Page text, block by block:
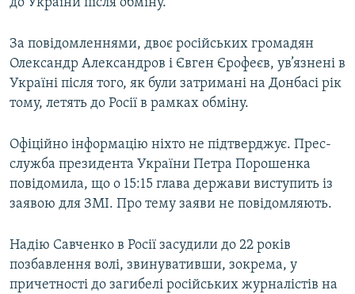
до України після обміну.
За повідомленнями, двоє російських громадян
Олександр Александров і Євген Єрофеєв, ув’язнені в
Україні після того, як були затримані на Донбасі рік
тому, летять до Росії в рамках обміну.
Офіційно інформацію ніхто не підтверджує. Прес-
служба президента України Петра Порошенка
повідомила, що о 15:15 глава держави виступить із
заявою для ЗМІ. Про тему заяви не повідомляють.
Надію Савченко в Росії засудили до 22 років
позбавлення волі, звинувативши, зокрема, у
причетності до загибелі російських журналістів на